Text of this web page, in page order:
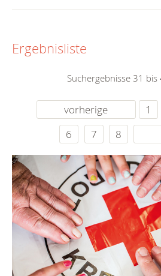
Ergebnisliste
Suchergebnisse 31
vorherige 1
6
7 8